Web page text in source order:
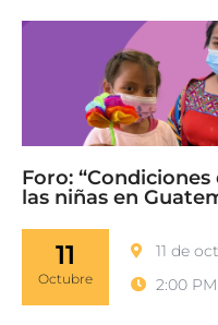
Foro:
las niñas en
11
Octubre
11 de
2:00 PM